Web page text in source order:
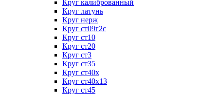
Круг калиброванный
Круг латунь
Круг нерж
Круг ст09г2с
Круг ст10
Круг ст20
Круг ст3
Круг ст35
Круг ст40х
Круг ст40х13
Круг ст45